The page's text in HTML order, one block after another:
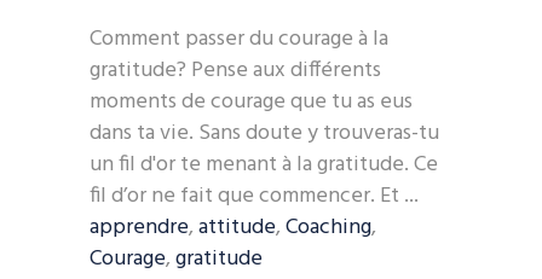
Comment passer du courage à la
gratitude? Pense aux différents
moments de courage que tu as eus
dans ta vie. Sans doute y trouveras-tu
un fil d'or te menant à la gratitude. Ce
fil d’or ne fait que commencer. Et
apprendre,attitude,Coaching,
Courage,gratitude